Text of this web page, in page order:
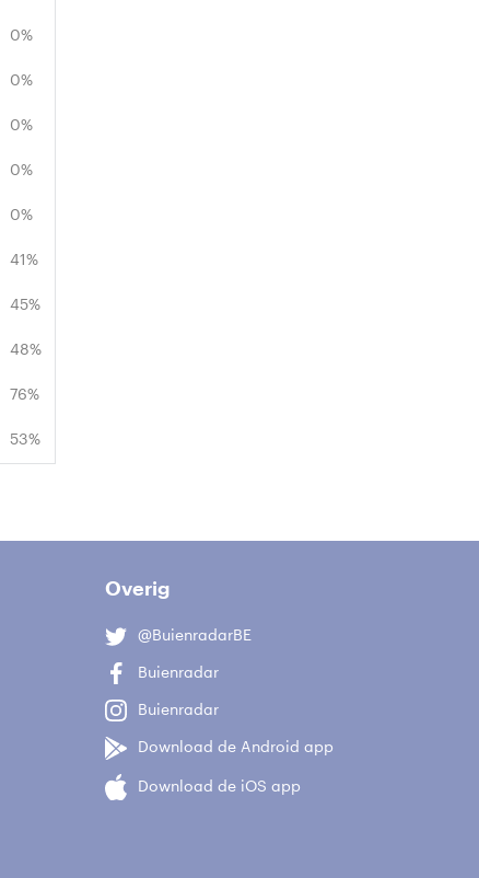
0%
0%
0%
0%
0%
41%
45%
48%
76%
53%
Overig
@BuienradarBE
Buienradar
Buienradar
Download de Android app
Download de iOS app